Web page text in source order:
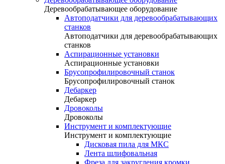
Деревообрабатывающее оборудование
Автоподатчики для деревообрабатывающих
станков
Автоподатчики для деревообрабатывающих
станков
Аспирационные установки
Аспирационные установки
Брусопрофилировочный станок
Брусопрофилировочный станок
Дебаркер
Дебаркер
Дровоколы
Дровоколы
Инструмент и комплектующие
Инструмент и комплектующие
Дисковая пила для МКС
Лента шлифовальная
Фреза для закругления кромки